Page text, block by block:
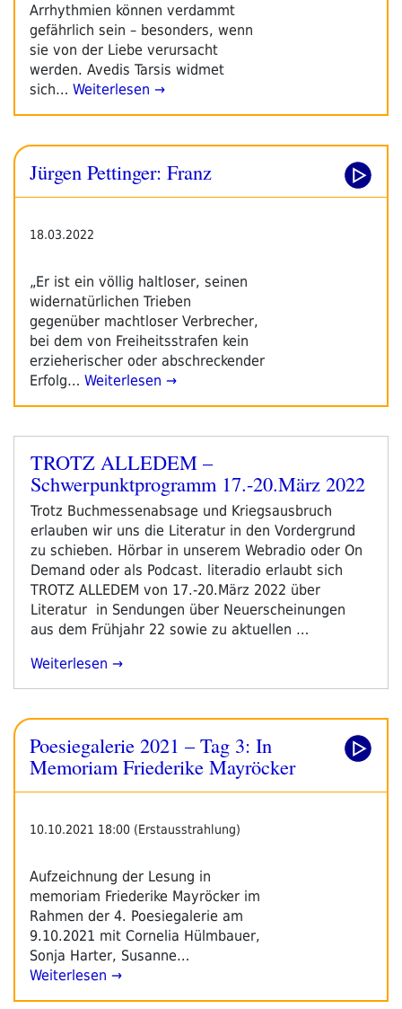
Arrhythmien können verdammt
gefährlich sein – besonders, wenn
sie von der Liebe verursacht
werden. Avedis Tarsis widmet
sich… Weiterlesen →
Jürgen Pettinger: Franz
18.03.2022
„Er ist ein völlig haltloser, seinen
widernatürlichen Trieben
gegenüber machtloser Verbrecher,
bei dem von Freiheitsstrafen kein
erzieherischer oder abschreckender
Erfolg… Weiterlesen →
Veröffentlicht
am
TROTZ ALLEDEM –
Schwerpunktprogramm 17.-20.März 2022
Trotz Buchmessenabsage und Kriegsausbruch
erlauben wir uns die Literatur in den Vordergrund
zu schieben. Hörbar in unserem Webradio oder On
Demand oder als Podcast. literadio erlaubt sich
TROTZ ALLEDEM von 17.-20.März 2022 über
Literatur in Sendungen über Neuerscheinungen
aus dem Frühjahr 22 sowie zu aktuellen …
„TROTZ
Schwerpunktprogramm
17.-20.März
2022“
Weiterlesen
Poesiegalerie 2021 – Tag 3: In
Memoriam Friederike Mayröcker
10.10.2021 18:00 (Erstausstrahlung)
Aufzeichnung der Lesung in
memoriam Friederike Mayröcker im
Rahmen der 4. Poesiegalerie am
9.10.2021 mit Cornelia Hülmbauer,
Sonja Harter, Susanne…
Weiterlesen →